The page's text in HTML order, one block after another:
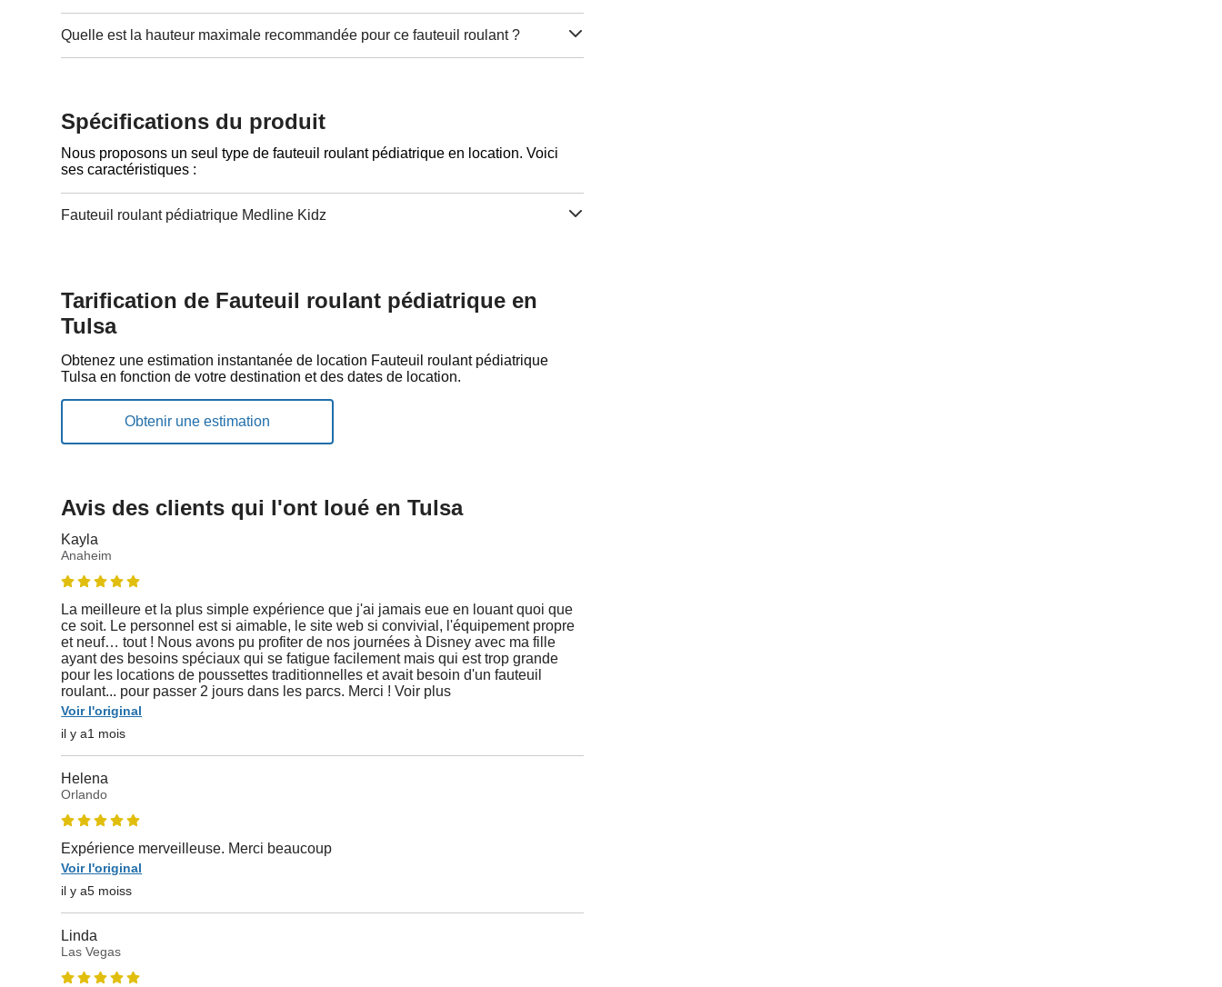
Quelle est la hauteur maximale recommandée pour ce fauteuil roulant ?
Spécifications du produit
Nous proposons un seul type de fauteuil roulant pédiatrique en location. Voici
ses caractéristiques :
Fauteuil roulant pédiatrique Medline Kidz
Tarification de Fauteuil roulant pédiatrique en
Tulsa
Obtenez une estimation instantanée de location Fauteuil roulant pédiatrique
Tulsa en fonction de votre destination et des dates de location.
Avis des clients qui l'ont loué en Tulsa
Kayla
Anaheim
La meilleure et la plus simple expérience que j'ai jamais eue en louant quoi que
ce soit. Le personnel est si aimable, le site web si convivial, l'équipement propre
et neuf… tout ! Nous avons pu profiter de nos journées à Disney avec ma fille
ayant des besoins spéciaux qui se fatigue facilement mais qui est trop grande
pour les locations de poussettes traditionnelles et avait besoin d'un fauteuil
roulant... pour passer 2 jours dans les parcs. Merci ! Voir plus
Voir l'original
il y a1 mois
Helena
Orlando
Expérience merveilleuse. Merci beaucoup
Voir l'original
il y a5 moiss
Linda
Las Vegas